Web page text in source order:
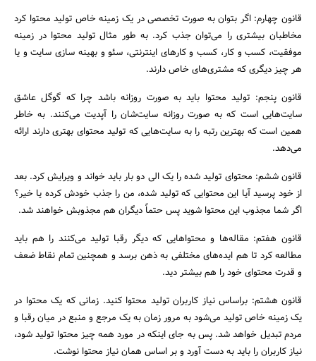
قانون چهارم: اگر بتوان به صورت تخصصی در یک زمینه خاص تولید محتوا کرد
مخاطبان بیشتری را می‌توان جذب کرد. به طور مثال تولید محتوا در زمینه
موفقیت، کسب و کار، کسب و کارهای اینترنتی، سئو و بهینه سازی سایت و یا
هر چیز دیگری که مشتری‌های خاص دارند.
قانون پنجم: تولید محتوا باید به صورت روزانه باشد چرا که گوگل عاشق
سایت‌هایی است که به صورت روزانه سایت‌شان را آپدیت می‌کنند. به خاطر
همین است که بهترین رتبه را به سایت‌هایی که تولید محتوای بهتری دارند ارائه
می‌دهد.
قانون ششم: محتوای تولید شده را یک الی دو بار باید خواند و ویرایش کرد. بعد
از خود پرسید آیا این محتوایی که تولید شده، من را جذب خودش کرده یا خیر؟
اگر شما مجذوب این محتوا شوید پس حتماً دیگران هم مجذوبش خواهند شد.
قانون هفتم: مقاله‌ها و محتواهایی که دیگر رقبا تولید می‌کنند را هم باید
مطالعه کرد تا هم ایده‌های مختلفی به ذهن برسد و همچنین تمام نقاط ضعف
و قدرت محتوای خود را هم بیشتر دید.
قانون هشتم: براساس نیاز کاربران تولید محتوا کنید. زمانی که یک محتوا در
یک زمینه خاص تولید می‌شود به مرور زمان به یک مرجع و منبع در میان رقبا و
مردم تبدیل خواهد شد. پس به جای اینکه در مورد همه چیز محتوا تولید شود،
نیاز کاربران را باید به دست آورد و بر اساس همان نیاز محتوا نوشت.